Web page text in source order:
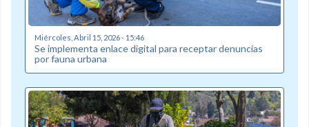
Miércoles, Abril 15, 2026 - 15:46
Se implementa enlace digital para receptar denuncias
por fauna urbana